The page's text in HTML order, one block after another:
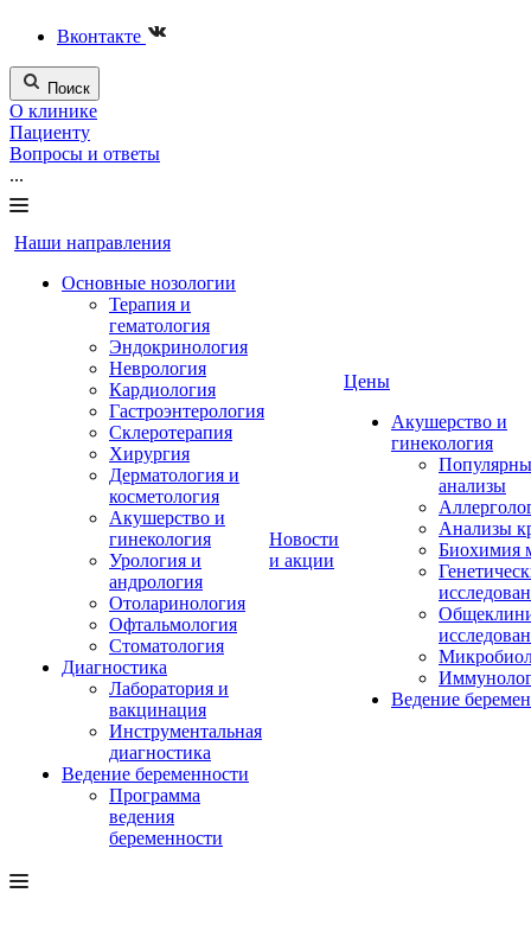
Вконтакте
Поиск
О клинике
Пациенту
Вопросы и ответы
...
Наши направления
Основные нозологии
Терапия и
гематология
Эндокринология
Неврология
Кардиология
Гастроэнтерология
Склеротерапия
Хирургия
Дерматология и
косметология
Акушерство и
гинекология
Урология и
андрология
Отоларинология
Офтальмология
Стоматология
Диагностика
Лаборатория и
вакцинация
Инструментальная
диагностика
Ведение беременности
Программа
ведения
беременности
Новости
и акции
Цены
Акушерство и
гинекология
анализы
Анализы
Биохимия
Ведение